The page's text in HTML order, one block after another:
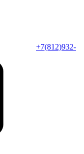
+7(812)932-